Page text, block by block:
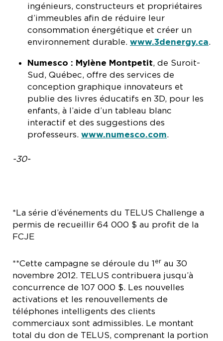
ingénieurs, constructeurs et propriétaires
d’immeubles afin de réduire leur
consommation énergétique et créer un
environnement durable. www.3denergy.ca.
Numesco : Mylène Montpetit, de Suroit-
Sud, Québec, offre des services de
conception graphique innovateurs et
publie des livres éducatifs en 3D, pour les
enfants, à l’aide d’un tableau blanc
interactif et des suggestions des
professeurs. www.numesco.com.
-30-
*La série d’événements du TELUS Challenge a
permis de recueillir 64 000 $ au profit de la
FCJE
**Cette campagne se déroule du 1 er au 30
novembre 2012. TELUS contribuera jusqu’à
concurrence de 107 000 $. Les nouvelles
activations et les renouvellements de
téléphones intelligents des clients
commerciaux sont admissibles. Le montant
total du don de TELUS, comprenant la portion